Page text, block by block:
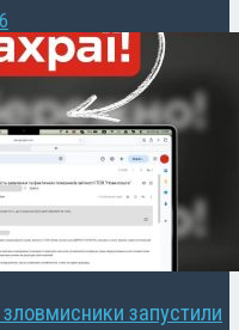
запустили